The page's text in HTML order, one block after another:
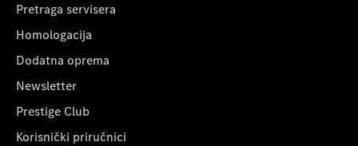
Pretraga servisera
Homologacija
Dodatna oprema
Newsletter
Prestige Club
Korisnički priručnici